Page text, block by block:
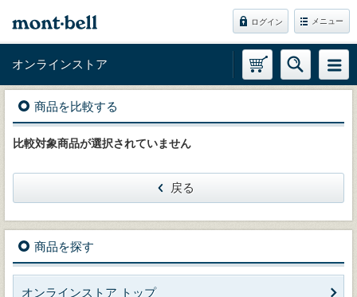
ログイン メニュー
オンラインストア
商品を比較する
比較対象商品が選択されていません
戻る
商品を探す
オンラインストア トップ